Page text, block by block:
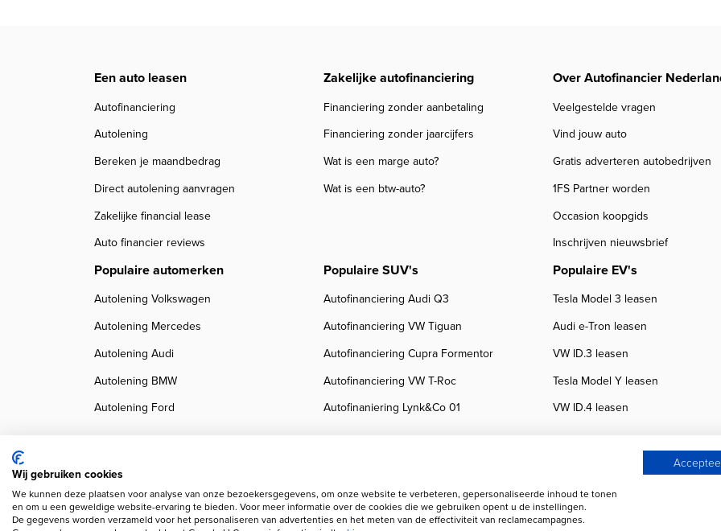
Een auto leasen
Autofinanciering
Autolening
Bereken je maandbedrag
Direct autolening aanvragen
Zakelijke financial lease
Auto financier reviews
Zakelijke autofinanciering
Financiering zonder aanbetaling
Financiering zonder jaarcijfers
Wat is een marge auto?
Wat is een btw-auto?
Over Autofinancier
Veelgestelde vragen
Vind jouw auto
Gratis adverteren autobedrijven
1FS Partner worden
Occasion koopgids
Inschrijven nieuwsbrief
Populaire automerken
Autolening Volkswagen
Autolening Mercedes
Autolening Audi
Autolening BMW
Autolening Ford
Populaire SUV's
Autofinanciering Audi Q3
Autofinanciering VW Tiguan
Autofinanciering Cupra Formentor
Autofinanciering VW T-Roc
Autofinaniering Lynk&Co 01
Populaire EV's
Tesla Model 3 leasen
Audi e-Tron leasen
VW ID.3 leasen
Tesla Model Y leasen
VW ID.4 leasen
Copyright navigation
Privacy verklaring Cookieverklaring Disclaimer Klanten beoordelingen
Autobedrijven
Wij gebruiken cookies
We kunnen deze plaatsen voor analyse van onze bezoekersgegevens, om onze website te verbeteren, gepersonaliseerde inhoud te tonen
en om u een geweldige website-ervaring te bieden. Voor meer informatie over de cookies die we gebruiken opent u de instellingen.
De gegevens worden verzameld voor het personaliseren van advertenties en het meten van de effectiviteit van reclamecampagnes.